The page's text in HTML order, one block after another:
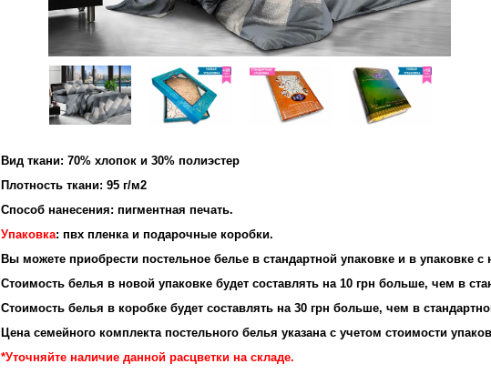
Вид ткани: 70% хлопок и 30% полиэстер
Плотность ткани: 95 г/м2
Способ нанесения: пигментная печать.
Упаковка: пвх пленка и подарочные коробки.
Вы можете приобрести постельное белье в стандартной упаковке и в упаковке
Стоимость белья в новой упаковке будет составлять на 10 грн больше, чем в
Стоимость белья в коробке будет составлять на 30 грн больше, чем в
Цена семейного комплекта постельного белья указана с учетом стоимости
*Уточняйте наличие данной расцветки на складе.